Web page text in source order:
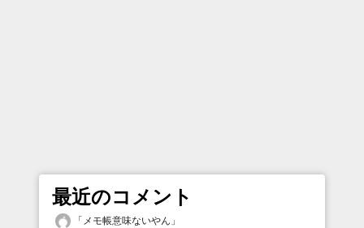
最近のコメント
「 メモ帳意味ないやん 」